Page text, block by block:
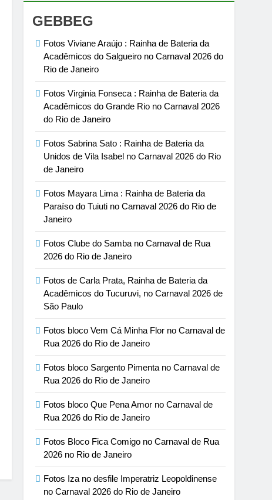
GEBBEG
Fotos Viviane Araújo : Rainha de Bateria da
Acadêmicos do Salgueiro no Carnaval 2026 do
Rio de Janeiro
Fotos Virginia Fonseca : Rainha de Bateria da
Acadêmicos do Grande Rio no Carnaval 2026
do Rio de Janeiro
Fotos Sabrina Sato : Rainha de Bateria da
Unidos de Vila Isabel no Carnaval 2026 do Rio
de Janeiro
Fotos Mayara Lima : Rainha de Bateria da
Paraíso do Tuiuti no Carnaval 2026 do Rio de
Janeiro
Fotos Clube do Samba no Carnaval de Rua
2026 do Rio de Janeiro
Fotos de Carla Prata, Rainha de Bateria da
Acadêmicos do Tucuruvi, no Carnaval 2026 de
São Paulo
Fotos bloco Vem Cá Minha Flor no Carnaval de
Rua 2026 do Rio de Janeiro
Fotos bloco Sargento Pimenta no Carnaval de
Rua 2026 do Rio de Janeiro
Fotos bloco Que Pena Amor no Carnaval de
Rua 2026 do Rio de Janeiro
Fotos Bloco Fica Comigo no Carnaval de Rua
2026 no Rio de Janeiro
Fotos Iza no desfile Imperatriz Leopoldinense
no Carnaval 2026 do Rio de Janeiro